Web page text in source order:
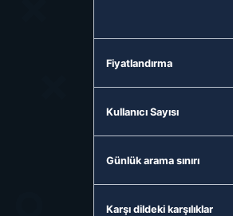
Fiyatlandırma
Kullanıcı Sayısı
Günlük arama sınırı
Karşı dildeki karşılıklar